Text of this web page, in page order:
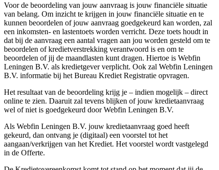
Voor de beoordeling van jouw aanvraag is jouw financiële situatie
van belang. Om inzicht te krijgen in jouw financiële situatie en te
kunnen beoordelen of jouw aanvraag goedgekeurd kan worden, zal
een inkomsten- en lastentoets worden verricht. Deze toets houdt in
dat bij de aanvraag een aantal vragen aan jou worden gesteld om te
beoordelen of kredietverstrekking verantwoord is en om te
beoordelen of jij de maandlasten kunt dragen. Hiertoe is Webfin
Leningen B.V. als kredietgever verplicht. Ook zal Webfin Leningen
B.V. informatie bij het Bureau Krediet Registratie opvragen.
Het resultaat van de beoordeling krijg je – indien mogelijk – direct
online te zien. Daaruit zal tevens blijken of jouw kredietaanvraag
wel of niet is goedgekeurd door Webfin Leningen B.V.
Als Webfin Leningen B.V. jouw kredietaanvraag goed heeft
gekeurd, dan ontvang je (digitaal) een voorstel tot het
aangaan/verkrijgen van het Krediet. Het voorstel wordt vastgelegd
in de Offerte.